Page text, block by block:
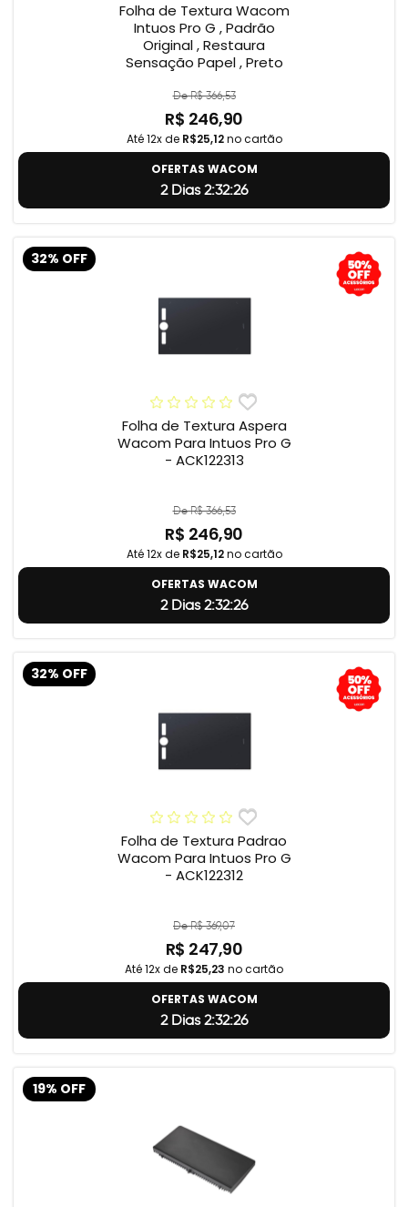
Folha de Textura Wacom
Intuos Pro G , Padrão
Original , Restaura
Sensação Papel , Preto
De R$ 366,53
R$ 246,90
Até 12x de R$25,12no cartão
OFERTAS WACOM
2 Dias 2:32:25
32% OFF
Folha de Textura Aspera
Wacom Para Intuos Pro G
- ACK122313
De R$ 366,53
R$ 246,90
Até 12x de R$25,12no cartão
OFERTAS WACOM
2 Dias 2:32:25
32% OFF
Folha de Textura Padrao
Wacom Para Intuos Pro G
- ACK122312
De R$ 369,07
R$ 247,90
Até 12x de R$25,23 no cartão
OFERTAS WACOM
2 Dias 2:32:25
19% OFF